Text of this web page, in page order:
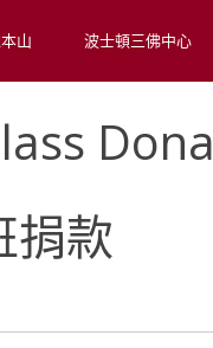
山 波士頓三佛中心
捐款